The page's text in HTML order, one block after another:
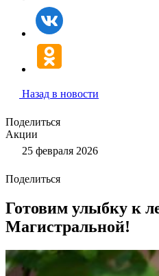
Назад в новости
Поделиться
Акции
25 февраля 2026
Поделиться
Готовим улыбку к
Магистральной!